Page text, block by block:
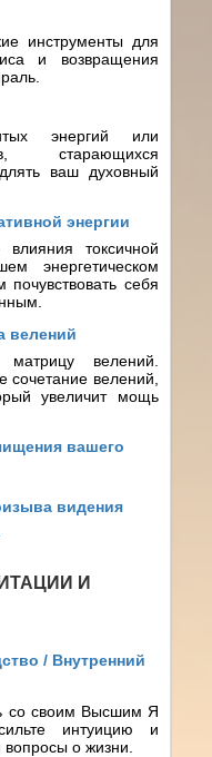
инструменты для
и возвращения
энергий или
старающихся
ваш духовный
энергии
влияния токсичной
энергетическом
себя
велений
велений.
сочетание велений,
увеличит мощь
вашего
видения
И
/ Внутренний
со своим Высшим Я
интуицию и
о жизни.